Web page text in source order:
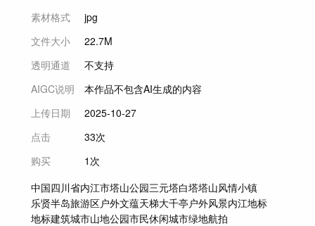
素材格式
jpg
文件大小
22.7M
透明通道
不支持
AIGC说明
本作品不包含AI生成的内容
上传日期
2025-10-27
点击
33次
购买
1次
中国四川省内江市塔山公园三元塔白塔塔山风情小镇
乐贤半岛旅游区户外文蕴天梯大千亭户外风景内江地标
地标建筑城市山地公园市民休闲城市绿地航拍